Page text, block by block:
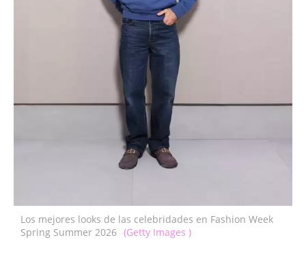
Los mejores looks de las celebridades en Fashion Week
Spring Summer 2026 (Getty Images )